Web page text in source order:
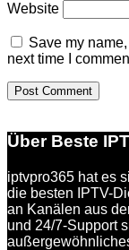
Website
Save my
next time I
Über Beste
iptvpro365 hat es
die besten IPTV-
an Kanälen aus
und 24/7-Support